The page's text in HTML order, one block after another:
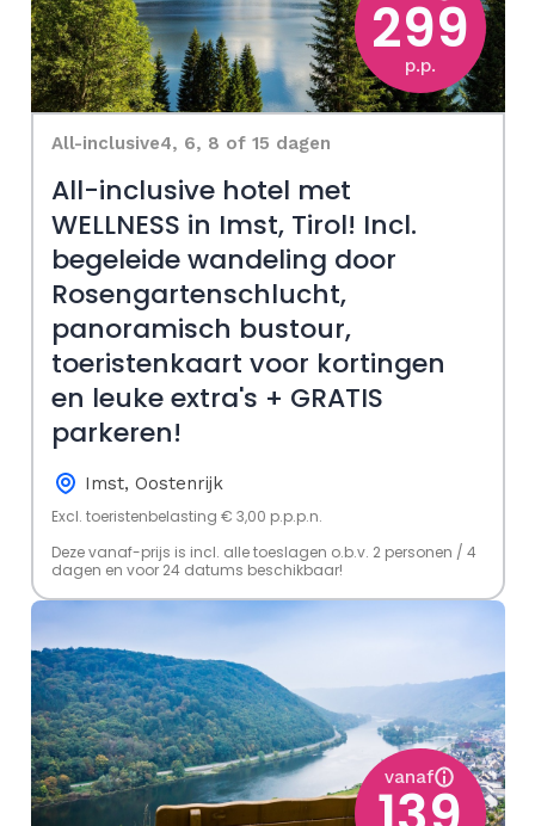
299
p.p.
All-inclusive4, 6, 8 of 15 dagen
All-inclusive hotel met
WELLNESS in Imst, Tirol! Incl.
begeleide wandeling door
Rosengartenschlucht,
panoramisch bustour,
toeristenkaart voor kortingen
en leuke extra's + GRATIS
parkeren!
Imst, Oostenrijk
Excl. toeristenbelasting € 3,00 p.p.p.n.
Deze vanaf-prijs is incl. alle toeslagen o.b.v. 2 personen / 4
dagen en voor 24 datums beschikbaar!
vanaf